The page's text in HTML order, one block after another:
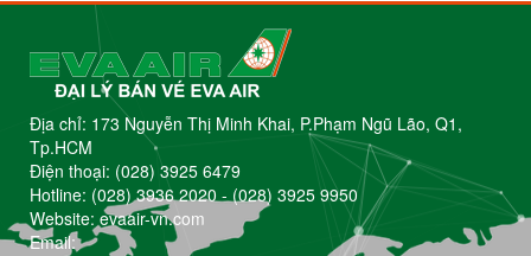
Địa chỉ: 173 Nguyễn Thị Minh Khai, P.Phạm Ngũ Lão, Q1,
Tp.HCM
Điện thoại: (028) 3925 6479
Hotline: (028) 3936 2020-(028) 3925 9950
Website: evaair-vn.com
Email: